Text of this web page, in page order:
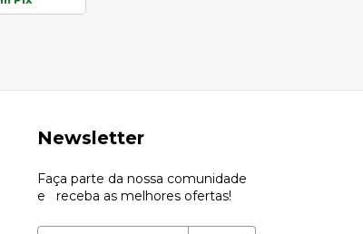
Newsletter
Faça parte da nossa comunidade
e receba as melhores ofertas!